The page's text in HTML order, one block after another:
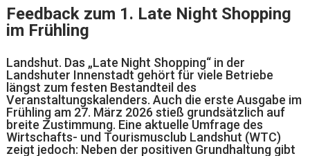
Feedback zum 1. Late Night Shopping
im Frühling
Landshut. Das „Late Night Shopping“ in der
Landshuter Innenstadt gehört für viele Betriebe
längst zum festen Bestandteil des
Veranstaltungskalenders. Auch die erste Ausgabe im
Frühling am 27. März 2026 stieß grundsätzlich auf
breite Zustimmung. Eine aktuelle Umfrage des
Wirtschafts- und Tourismusclub Landshut (WTC)
zeigt jedoch: Neben der positiven Grundhaltung gibt